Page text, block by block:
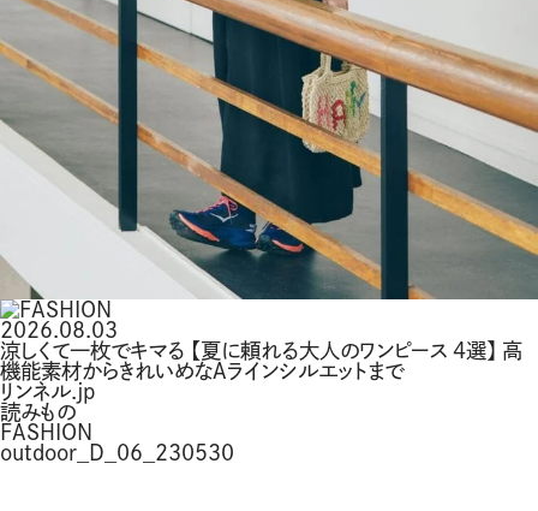
2026.08.03
涼しくて一枚でキマる 【夏に頼れる大人のワンピース 4選】 高
機能素材からきれいめなAラインシルエットまで
リンネル.jp
読みもの
FASHION
outdoor_D_06_230530